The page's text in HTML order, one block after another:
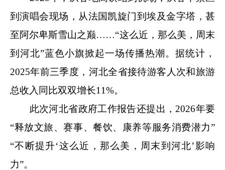
到演唱会现场，从法国凯旋门到埃及金字塔，甚
至阿尔卑斯雪山之巅……“这么近，那么美，周末
到河北”蓝色小旗掀起一场传播热潮。据统计，
2025年前三季度，河北全省接待游客人次和旅游
总收入同比双双增长11%。
此次河北省政府工作报告还提出，2026年要
“释放文旅、赛事、餐饮、康养等服务消费潜力”
“不断提升‘这么近，那么美，周末到河北’影响
力”。